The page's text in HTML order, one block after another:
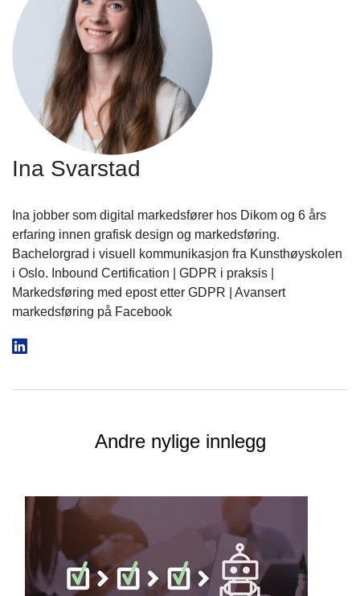
Ina Svarstad
Ina jobber som digital markedsfører hos Dikom og 6 års
erfaring innen grafisk design og markedsføring.
Bachelorgrad i visuell kommunikasjon fra Kunsthøyskolen
i Oslo. Inbound Certification | GDPR i praksis |
Markedsføring med epost etter GDPR | Avansert
markedsføring på Facebook
Andre nylige innlegg